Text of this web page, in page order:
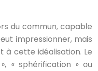
du commun, capable
impressionner, mais
à cette idéalisation. Le
« sphérification » ou